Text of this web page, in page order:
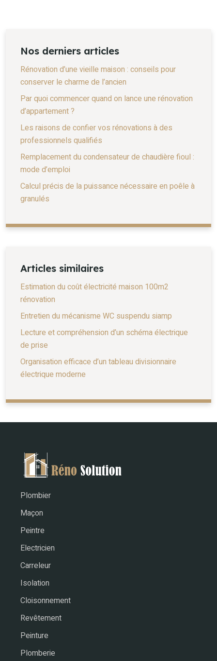
Nos derniers articles
Rénovation d’une vieille maison : conseils pour
conserver le charme de l’ancien
Par quoi commencer quand on lance une rénovation
d’appartement ?
Les raisons de confier vos rénovations à des
professionnels qualifiés
Remplacement du condensateur de chaudière fioul :
mode d’emploi
Calcul précis de la puissance nécessaire en poêle à
granulés
Articles similaires
Estimation du coût électricité maison 100m2
rénovation
Entretien du mécanisme WC suspendu siamp
Lecture et compréhension d’un schéma électrique
de prise
Organisation efficace d’un tableau divisionnaire
électrique moderne
Plombier
Maçon
Peintre
Electricien
Carreleur
Isolation
Cloisonnement
Revêtement
Peinture
Plomberie